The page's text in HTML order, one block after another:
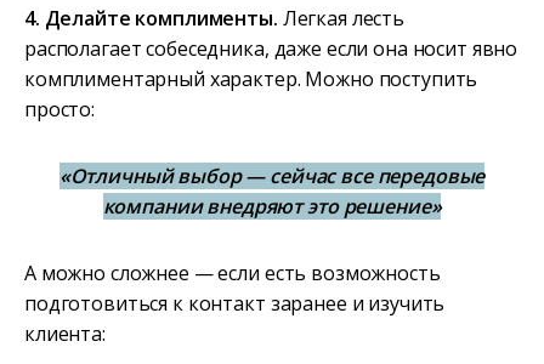
4. Делайте комплименты. Легкая лесть
располагает собеседника, даже если она носит явно
комплиментарный характер. Можно поступить
просто:
«Отличный выбор — сейчас все передовые
компании внедряют это решение»
А можно сложнее — если есть возможность
подготовиться к контакт заранее и изучить
клиента: